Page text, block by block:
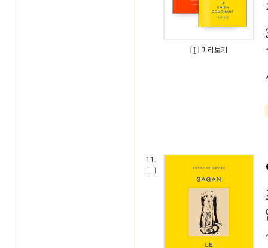
미리보기
11.